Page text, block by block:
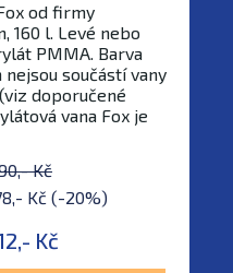
od firmy
160 l. Levé nebo
PMMA. Barva
součástí vany
doporučené
vana Fox je
Kč
Kč (-20%)
Kč